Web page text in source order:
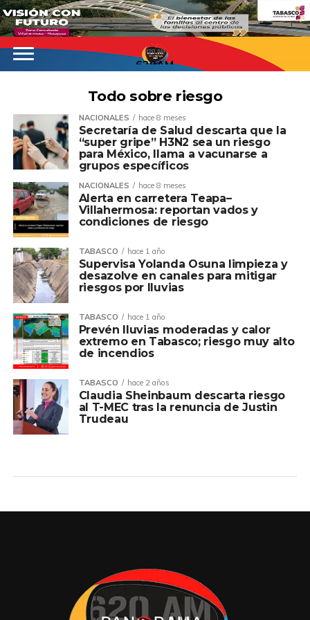
620AM
Todo sobre riesgo
NACIONALES hace 8 meses
Secretaría de Salud descarta que la
“super gripe” H3N2 sea un riesgo
para México, llama a vacunarse a
grupos específicos
NACIONALES hace 8 meses
Alerta en carretera Teapa–
Villahermosa: reportan vados y
condiciones de riesgo
TABASCO hace 1 año
Supervisa Yolanda Osuna limpieza y
desazolve en canales para mitigar
riesgos por lluvias
TABASCO hace 1 año
Prevén lluvias moderadas y calor
extremo en Tabasco; riesgo muy alto
de incendios
TABASCO hace 2 años
Claudia Sheinbaum descarta riesgo
al T-MEC tras la renuncia de Justin
Trudeau